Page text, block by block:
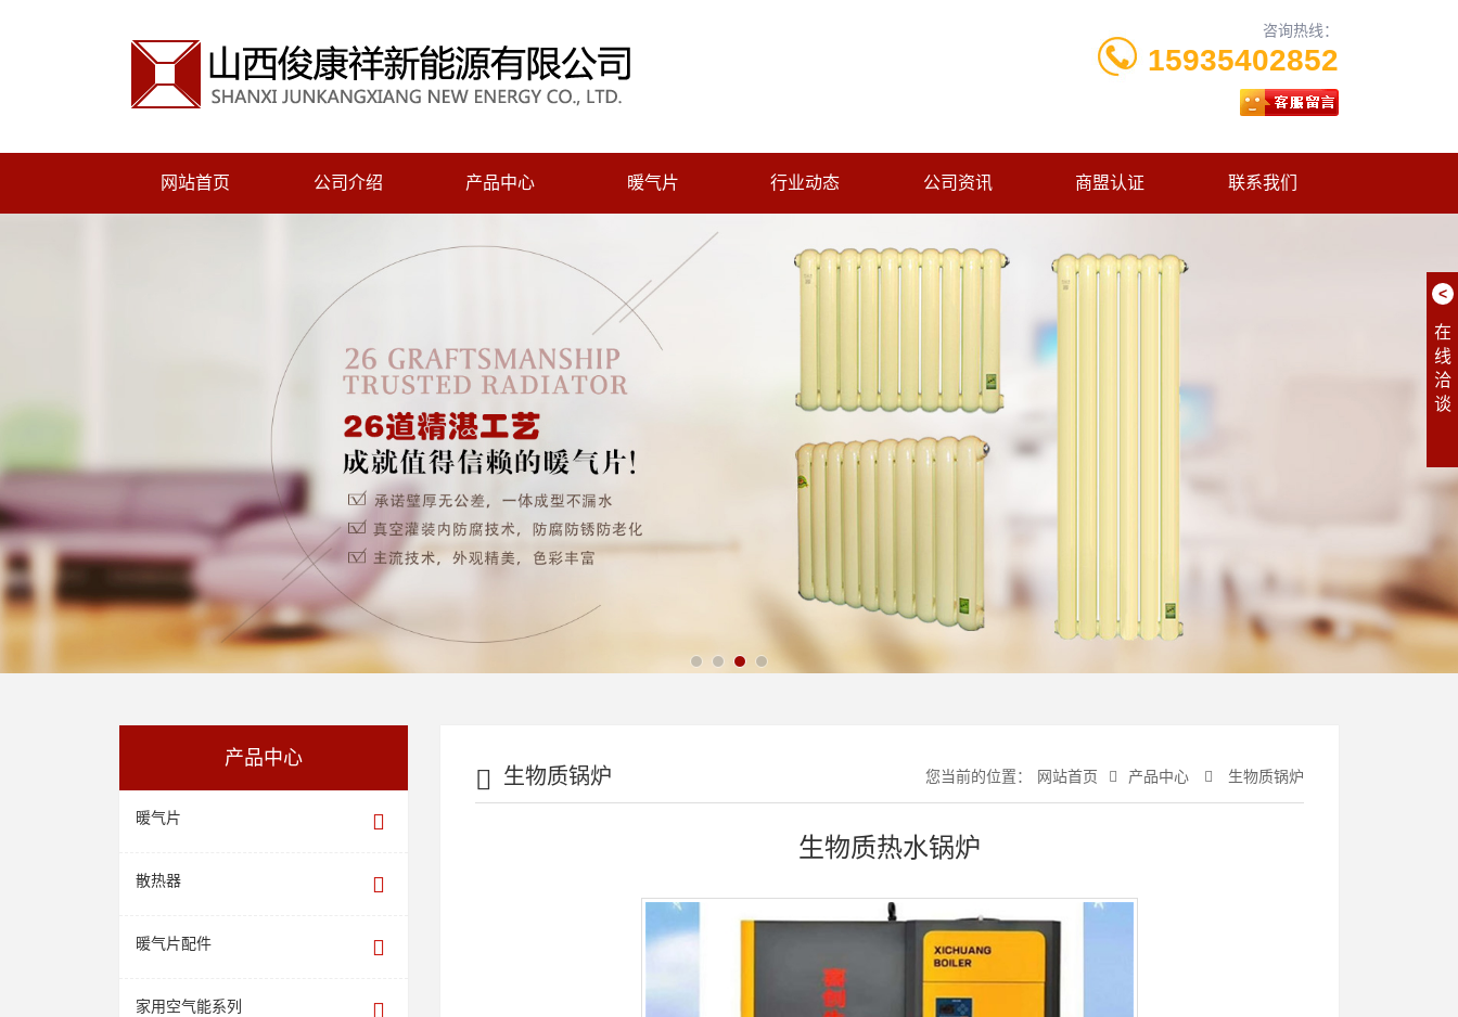
咨询热线：
15935402852
网站首页 公司介绍 产品中心 暖气片 行业动态 公司资讯 商盟认证 联系我们
产品中心
暖气片
散热器
暖气片配件
家用空气能系列
生物质锅炉 您当前的位置： 网站首页 产品中心 生物质锅炉
生物质热水锅炉
<
在
线
洽
谈